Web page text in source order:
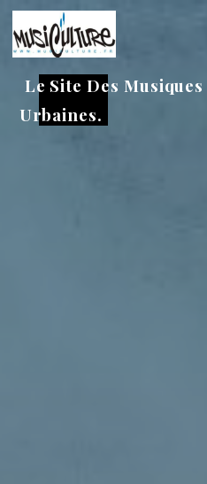
Aller
au
contenu
Le Site Des
Urbaines.